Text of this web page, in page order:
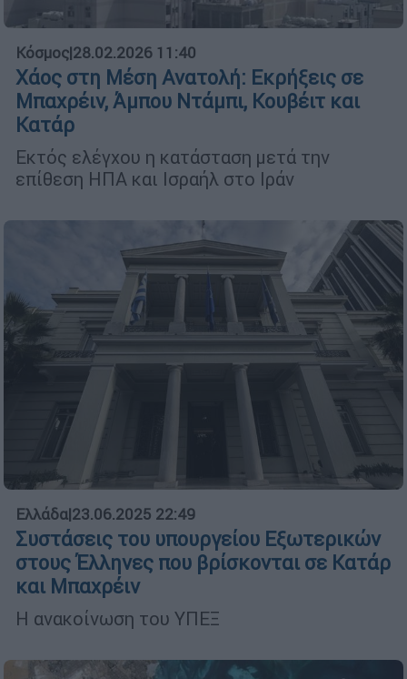
Κόσμος|28.02.2026 11:40
Χάος στη Μέση Ανατολή: Εκρήξεις σε
Μπαχρέιν, Άμπου Ντάμπι, Κουβέιτ και
Κατάρ
Εκτός ελέγχου η κατάσταση μετά την
επίθεση ΗΠΑ και Ισραήλ στο Ιράν
Ελλάδα|23.06.2025 22:49
Συστάσεις του υπουργείου Εξωτερικών
στους Έλληνες που βρίσκονται σε Κατάρ
και Μπαχρέιν
Η ανακοίνωση του ΥΠΕΞ